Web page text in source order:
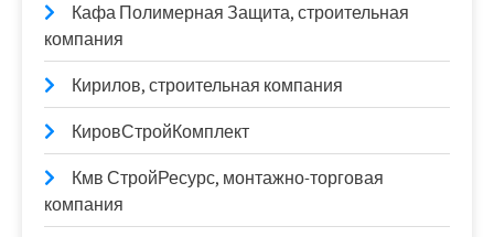
Кафа Полимерная Защита, строительная
компания
Кирилов, строительная компания
КировСтройКомплект
Кмв СтройРесурс, монтажно-торговая
компания